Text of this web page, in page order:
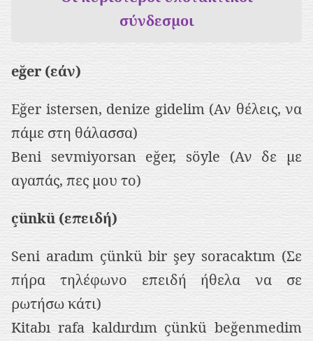
σύνδεσμοι
eğer (εάν)
Eğer istersen, denize gidelim (Αν θέλεις, να
πάμε στη θάλασσα)
Beni sevmiyorsan eğer, söyle (Αν δε με
αγαπάς, πες μου το)
çünkü (επειδή)
Seni aradım çünkü bir şey soracaktım (Σε
πήρα τηλέφωνο επειδή ήθελα να σε
ρωτήσω κάτι)
Kitabı rafa kaldırdım çünkü beğenmedim